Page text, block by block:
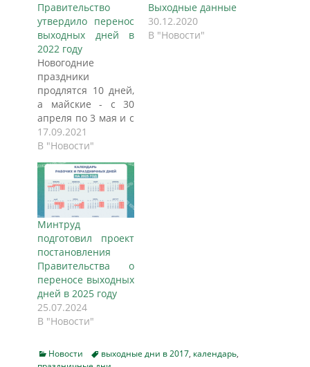
Правительство
утвердило перенос
выходных дней в
2022 году
Новогодние
праздники
продлятся 10 дней,
а майские - с 30
апреля по 3 мая и с
7 по 10 мая,
информирует ТАСС.
Правительство РФ
утвердило перенос
выходных дней в
2022 году, согласно
которому
новогодние
праздники
продлятся 10 дней,
а майские - с 30
апреля по 3 мая и с
7…
17.09.2021
В "Новости"
Выходные данные
30.12.2020
В "Новости"
Минтруд
подготовил проект
постановления
Правительства о
переносе выходных
дней в 2025 году
25.07.2024
В "Новости"
Categories
Новости Tagsвыходные дни в 2017, календарь,